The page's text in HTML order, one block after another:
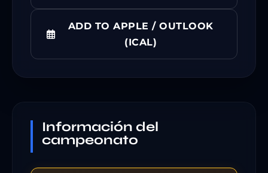
ADD TO APPLE / OUTLOOK
(ICAL)
Información del
campeonato